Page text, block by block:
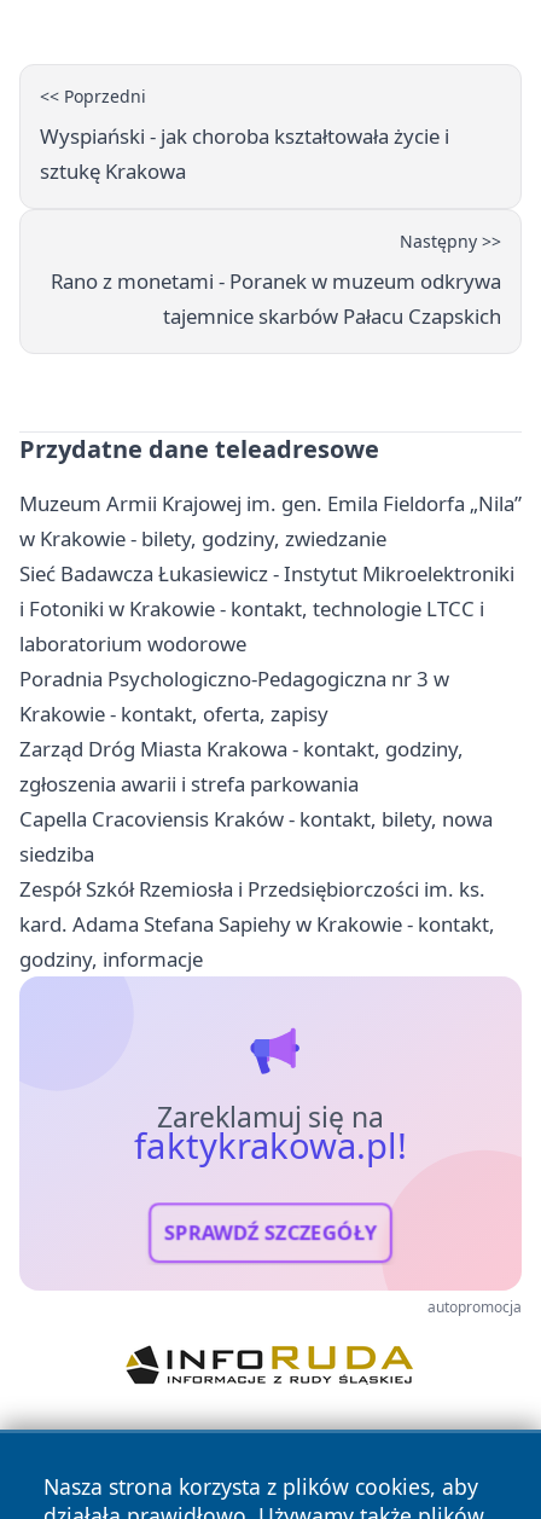
<< Poprzedni
Wyspiański - jak choroba kształtowała życie i
sztukę Krakowa
Następny >>
Rano z monetami - Poranek w muzeum odkrywa
tajemnice skarbów Pałacu Czapskich
Przydatne dane teleadresowe
Muzeum Armii Krajowej im. gen. Emila Fieldorfa „Nila”
w Krakowie - bilety, godziny, zwiedzanie
Sieć Badawcza Łukasiewicz - Instytut Mikroelektroniki
i Fotoniki w Krakowie - kontakt, technologie LTCC i
laboratorium wodorowe
Poradnia Psychologiczno-Pedagogiczna nr 3 w
Krakowie - kontakt, oferta, zapisy
Zarząd Dróg Miasta Krakowa - kontakt, godziny,
zgłoszenia awarii i strefa parkowania
Capella Cracoviensis Kraków - kontakt, bilety, nowa
siedziba
Zespół Szkół Rzemiosła i Przedsiębiorczości im. ks.
kard. Adama Stefana Sapiehy w Krakowie - kontakt,
godziny, informacje
Zareklamuj się na
faktykrakowa.pl!
SPRAWDŹ SZCZEGÓŁY
autopromocja
Nasza strona korzysta z plików cookies, aby